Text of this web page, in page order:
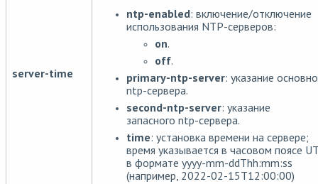
server-time
ntp-enabled: включение/отключение
использования NTP-серверов:
on.
off.
primary-ntp-server: указание
ntp-сервера.
second-ntp-server: указание
запасного ntp-сервера.
time: установка времени на сервере;
время указывается в часовом поясе
в формате yyyy-mm-ddThh:mm:ss
(например, 2022-02-15T12:00:00)